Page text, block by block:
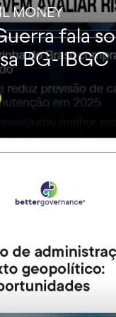
MONEY
fala
BG-IBGC